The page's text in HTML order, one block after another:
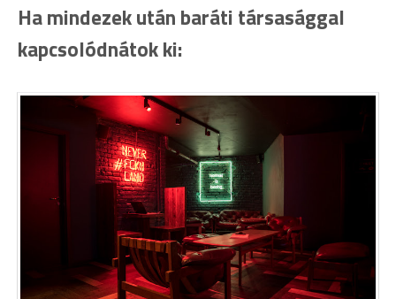
Ha mindezek után baráti társasággal
kapcsolódnátok ki: